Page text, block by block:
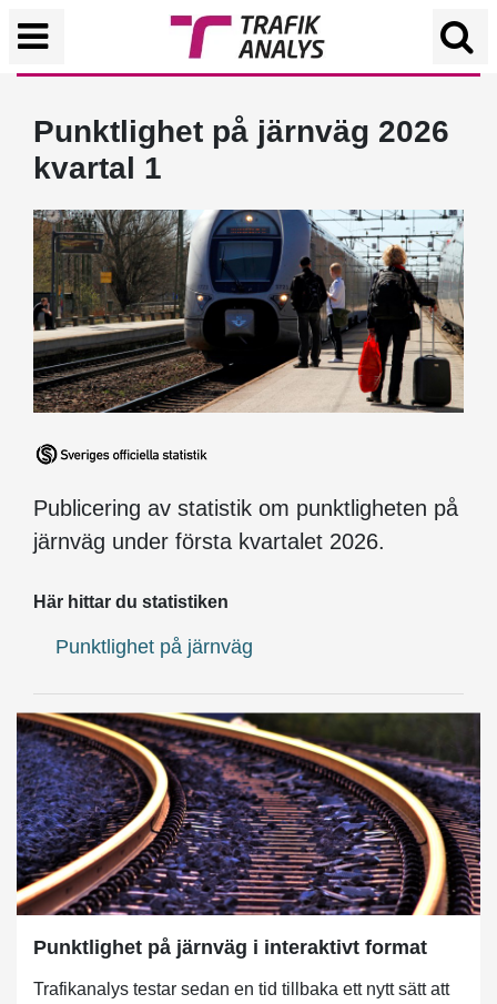
Punktlighet på järnväg 2026
kvartal 1
Publicering av statistik om punktligheten på
järnväg under första kvartalet 2026.
Här hittar du statistiken
Punktlighet på järnväg
Punktlighet på järnväg i interaktivt format
Trafikanalys testar sedan en tid tillbaka ett nytt sätt att